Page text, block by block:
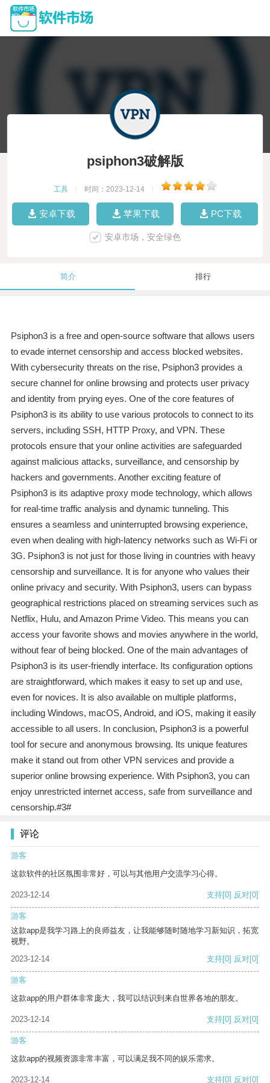
psiphon3破解版
工具 时间：2023-12-14
安卓下载 苹果下载 PC下载
安卓市场，安全绿色
简介 排行
Psiphon3 is a free and open-source software that allows users
to evade internet censorship and access blocked websites.
With cybersecurity threats on the rise, Psiphon3 provides a
secure channel for online browsing and protects user privacy
and identity from prying eyes. One of the core features of
Psiphon3 is its ability to use various protocols to connect to its
servers, including SSH, HTTP Proxy, and VPN. These
protocols ensure that your online activities are safeguarded
against malicious attacks, surveillance, and censorship by
hackers and governments. Another exciting feature of
Psiphon3 is its adaptive proxy mode technology, which allows
for real-time traffic analysis and dynamic tunneling. This
ensures a seamless and uninterrupted browsing experience,
even when dealing with high-latency networks such as Wi-Fi or
3G. Psiphon3 is not just for those living in countries with heavy
censorship and surveillance. It is for anyone who values their
online privacy and security. With Psiphon3, users can bypass
geographical restrictions placed on streaming services such as
Netflix, Hulu, and Amazon Prime Video. This means you can
access your favorite shows and movies anywhere in the world,
without fear of being blocked. One of the main advantages of
Psiphon3 is its user-friendly interface. Its configuration options
are straightforward, which makes it easy to set up and use,
even for novices. It is also available on multiple platforms,
including Windows, macOS, Android, and iOS, making it easily
accessible to all users. In conclusion, Psiphon3 is a powerful
tool for secure and anonymous browsing. Its unique features
make it stand out from other VPN services and provide a
superior online browsing experience. With Psiphon3, you can
enjoy unrestricted internet access, safe from surveillance and
censorship.#3#
评论
游客
这款软件的社区氛围非常好，可以与其他用户交流学习心得。
2023-12-14 支持[0] 反对[0]
游客
这款app是我学习路上的良师益友，让我能够随时随地学习新知识，拓宽
视野。
2023-12-14
支持[0] 反对[0]
游客
这款app的用户群体非常庞大，我可以结识到来自世界各地的朋友。
2023-12-14 支持[0] 反对[0]
游客
这款app的视频资源非常丰富，可以满足我不同的娱乐需求。
2023-12-14 支持[0] 反对[0]